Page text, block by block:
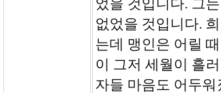
었을 것입니다. 그
없었을 것입니다.
는데 맹인은 어릴
이 그저 세월이 흘
자들 마음도 어두